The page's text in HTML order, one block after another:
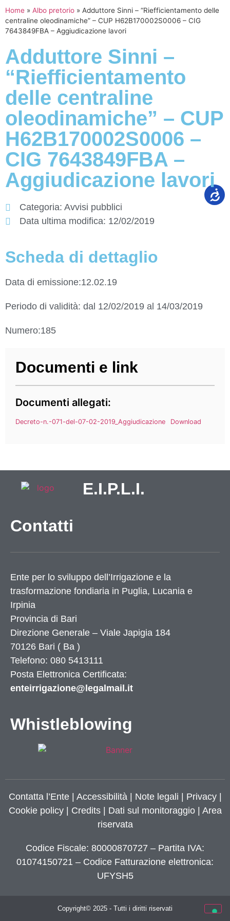
Home » Albo pretorio » Adduttore Sinni – “Riefficientamento delle
centraline oleodinamiche” – CUP H62B170002S0006 – CIG
7643849FBA – Aggiudicazione lavori
Adduttore Sinni –
“Riefficientamento
delle centraline
oleodinamiche” – CUP
H62B170002S0006 –
CIG 7643849FBA –
Aggiudicazione lavori
Categoria: Avvisi pubblici
Data ultima modifica: 12/02/2019
Scheda di dettaglio
Data di emissione:12.02.19
Periodo di validità: dal 12/02/2019 al 14/03/2019
Numero:185
Documenti e link
Documenti allegati:
Decreto-n.-071-del-07-02-2019_Aggiudicazione Download
E.I.P.L.I.
Contatti
Ente per lo sviluppo dell’Irrigazione e la
trasformazione fondiaria in Puglia, Lucania e
Irpinia
Provincia di Bari
Direzione Generale – Viale Japigia 184
70126 Bari ( Ba )
Telefono: 080 5413111
Posta Elettronica Certificata:
enteirrigazione@legalmail.it
Whistleblowing
Contatta l’Ente| Accessibilità| Note legali Privacy|
Cookie policy| Credits| Dati sul monitoraggio | Area
riservata
Codice Fiscale: 80000870727 – Partita IVA:
01074150721 – Codice Fatturazione elettronica:
UFYSH5
Copyright© 2025 - Tutti i diritti riservati